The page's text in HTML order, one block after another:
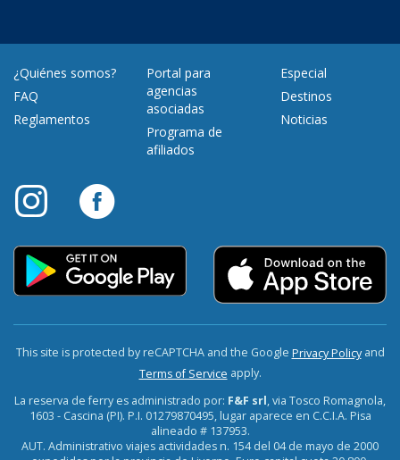
¿Quiénes somos?
FAQ
Reglamentos
Portal para
agencias
asociadas
Programa de
afiliados
Especial
Destinos
Noticias
This site is protected by reCAPTCHA and the Google Privacy Policyand
Terms of Service apply.
La reserva de ferry es administrado por: F&F srl, via Tosco Romagnola,
1603 - Cascina (PI). P.I. 01279870495, lugar aparece en C.C.I.A. Pisa
alineado # 137953.
AUT. Administrativo viajes actividades n. 154 del 04 de mayo de 2000